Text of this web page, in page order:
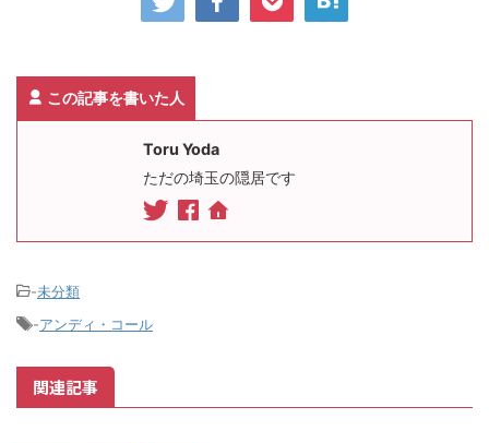
この記事を書いた人
Toru Yoda
ただの埼玉の隠居です
-未分類
-アンディ・コール
関連記事